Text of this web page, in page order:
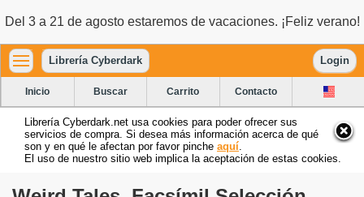
Del 3 a 21 de agosto estaremos de vacaciones. ¡Feliz verano!
Librería Cyberdark Login
Inicio Buscar Carrito Contacto
Librería Cyberdark.net usa cookies para poder ofrecer sus
servicios de compra. Si desea más información acerca de qué
son y en qué le afectan por favor pinche aquí
El uso de nuestro sitio web implica la aceptación de estas cookies.